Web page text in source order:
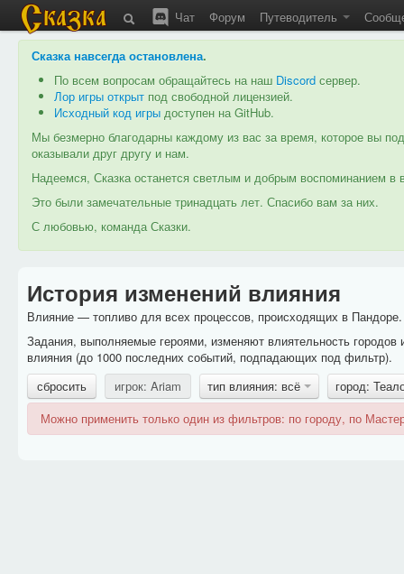
Чат Форум Путеводитель
Сказка навсегда остановлена.
По всем вопросам обращайтесь на наш Discord сервер.
Лор игры открыт под свободной лицензией.
Исходный код игры доступен на GitHub.
Мы безмерно благодарны каждому из вас за время, которое вы
оказывали друг другу и нам.
Надеемся, Сказка останется светлым и добрым воспоминанием
Это были замечательные тринадцать лет. Спасибо вам за них.
С любовью, команда Сказки.
История изменений влияния
Влияние — топливо для всех процессов, происходящих в
Задания, выполняемые героями, изменяют влиятельность
влияния (до 1000 последних событий, подпадающих под фильтр).
сбросить
игрок: Ariam тип влияния: всё
город:
Можно применить только один из фильтров: по городу, по